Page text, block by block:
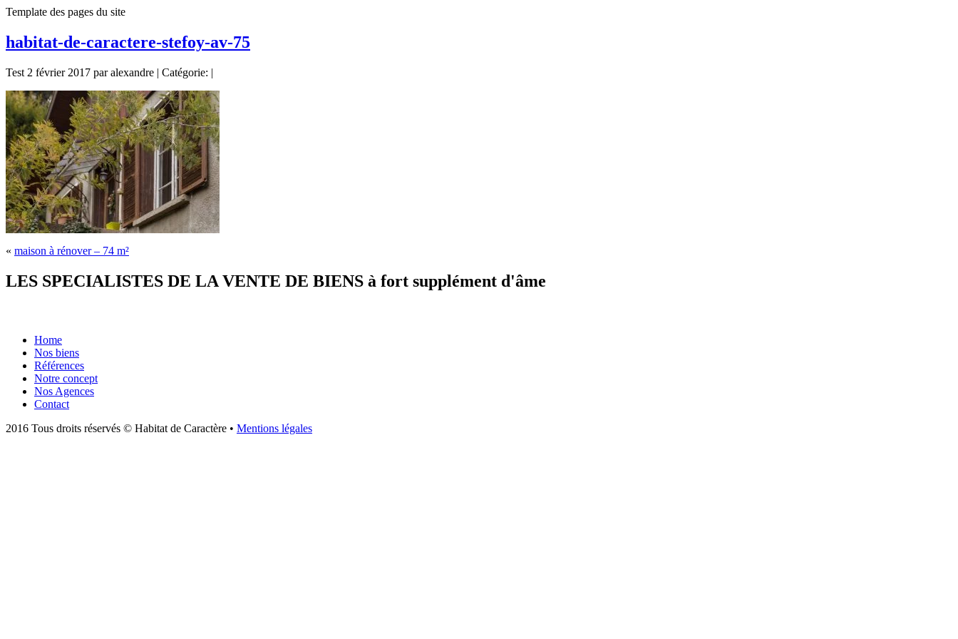
Template des pages du site
habitat-de-caractere-stefoy-av-75
Test 2 février 2017 par alexandre | Catégorie: |
« maison à rénover – 74 m²
LES SPECIALISTES DE LA VENTE DE BIENS à fort supplément d'âme
Home
Nos biens
Références
Notre concept
Nos Agences
Contact
2016 Tous droits réservés © Habitat de Caractère • Mentions légales